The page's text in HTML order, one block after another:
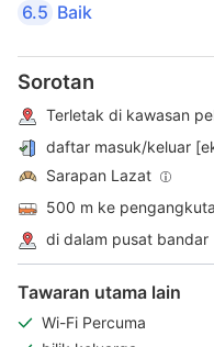
6.5 Baik
Sorotan
Terletak di kawasan
daftar masuk/keluar
Sarapan Lazat
500 m ke
di dalam pusat bandar
Tawaran utama lain
Wi-Fi Percuma